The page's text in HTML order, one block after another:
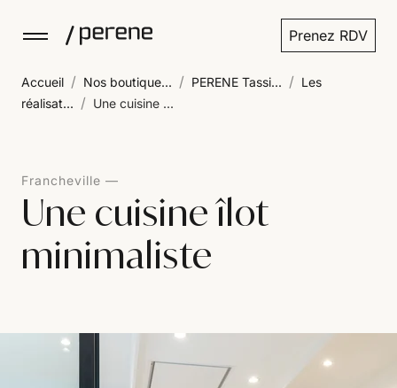
Prenez RDV
Accueil / Nos boutique... / PERENE Tassi... / Les
réalisat... / Une cuisine ...
Francheville
Une cuisine îlot
minimaliste